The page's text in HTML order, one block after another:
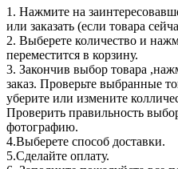
1. Нажмите на
или заказать (если товара
2. Выберете количество и
переместится в корзину.
3. Закончив выбор товара
заказ. Проверьте выбранные
уберите или измените
Проверить правильность
фотографию.
4.Выберете способ доставки.
5.Сделайте оплату.